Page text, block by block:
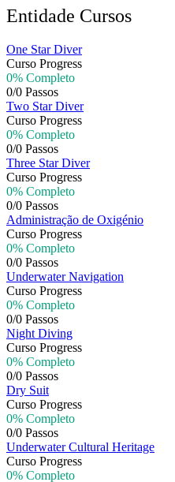
Entidade Cursos
One Star Diver
Curso Progress
0% Completo
0/0 Passos
Two Star Diver
Curso Progress
0% Completo
0/0 Passos
Three Star Diver
Curso Progress
0% Completo
0/0 Passos
Administração de Oxigénio
Curso Progress
0% Completo
0/0 Passos
Underwater Navigation
Curso Progress
0% Completo
0/0 Passos
Night Diving
Curso Progress
0% Completo
0/0 Passos
Dry Suit
Curso Progress
0% Completo
0/0 Passos
Underwater Cultural Heritage
Curso Progress
0% Completo